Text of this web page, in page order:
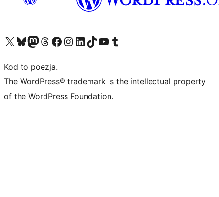
Odwiedź nasze konto X (dawniej Twitter)
Odwiedź nasze konto Bluesky
Odwiedź nasze konto na Mastodoncie
Odwiedź naszego Threadsa
Odwiedź naszego Facebooka
Odwiedź nasze konto na Instagramie
Odwiedź nasze konto na LinkedIn
Odwiedź naszego TikToka
Odwiedź nasz kanał YouTube
Odwiedź naszego Tumblra
Kod to poezja.
The WordPress® trademark is the intellectual property
of the WordPress Foundation.